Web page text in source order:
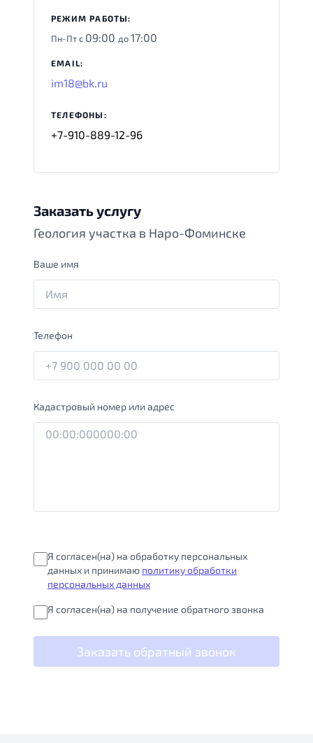
РЕЖИМ РАБОТЫ:
Пн-Пт с 09:00 до17:00
EMAIL:
im18@bk.ru
ТЕЛЕФОНЫ:
+7-910-889-12-96
Заказать услугу
Геология участка в Наро-Фоминске
Ваше имя
Телефон
Кадастровый номер или адрес
Я согласен(на) на обработку персональных
данных и принимаю политику обработки
персональных данных
Я согласен(на) на получение обратного звонка
Заказать обратный звонок